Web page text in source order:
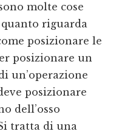
molte cose
riguarda
posizionare le
posizionare un
un’operazione
posizionare
dell’osso
tratta di una